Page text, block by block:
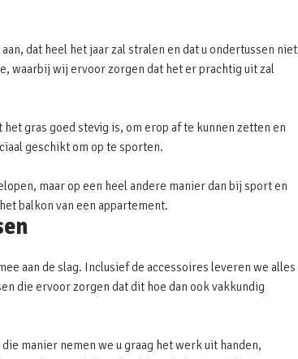
dat heel het jaar zal stralen en dat u ondertussen niet
waarbij wij ervoor zorgen dat het er prachtig uit zal
gras goed stevig is, om erop af te kunnen zetten en
geschikt om op te sporten.
maar op een heel andere manier dan bij sport en
balkon van een appartement.
aan de slag. Inclusief de accessoires leveren we alles
die ervoor zorgen dat dit hoe dan ook vakkundig
manier nemen we u graag het werk uit handen,